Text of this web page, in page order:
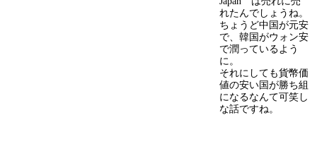
れたんでしょうね。
ちょうど中国が元安
で、韓国がウォン安
で潤っているよう
に。
それにしても貨幣価
値の安い国が勝ち組
になるなんて可笑し
な話ですね。